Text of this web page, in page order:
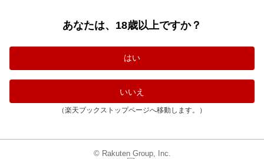
あなたは、18歳以上ですか？
いいえ
（楽天ブックストップページへ移動します。）
© Rakuten Group, Inc.